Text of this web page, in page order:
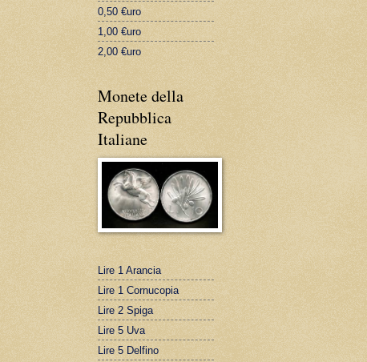
0,50 €uro
1,00 €uro
2,00 €uro
Monete della
Repubblica
Italiane
Lire 1 Arancia
Lire 1 Cornucopia
Lire 2 Spiga
Lire 5 Uva
Lire 5 Delfino